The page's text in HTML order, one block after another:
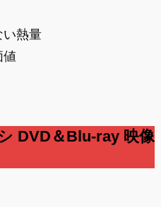
い熱量
値
DVD＆Blu-ray 映像